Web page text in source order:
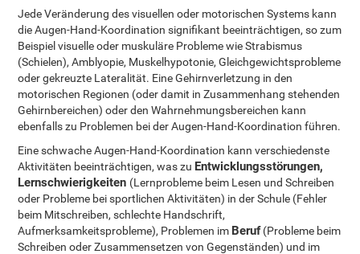
Jede Veränderung des visuellen oder motorischen Systems kann
die Augen-Hand-Koordination signifikant beeinträchtigen, so zum
Beispiel visuelle oder muskuläre Probleme wie Strabismus
(Schielen), Amblyopie, Muskelhypotonie, Gleichgewichtsprobleme
oder gekreuzte Lateralität. Eine Gehirnverletzung in den
motorischen Regionen (oder damit in Zusammenhang stehenden
Gehirnbereichen) oder den Wahrnehmungsbereichen kann
ebenfalls zu Problemen bei der Augen-Hand-Koordination führen.
Eine schwache Augen-Hand-Koordination kann verschiedenste
Aktivitäten beeinträchtigen, was zu Entwicklungsstörungen,
Lernschwierigkeiten (Lernprobleme beim Lesen und Schreiben
oder Probleme bei sportlichen Aktivitäten) in der Schule (Fehler
beim Mitschreiben, schlechte Handschrift,
Aufmerksamkeitsprobleme), Problemen im Beruf(Probleme beim
Schreiben oder Zusammensetzen von Gegenständen) und im